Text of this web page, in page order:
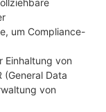
um Compliance-
Einhaltung von
(General Data
von